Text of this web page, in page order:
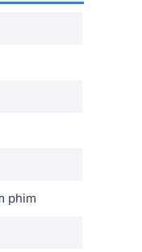
phim